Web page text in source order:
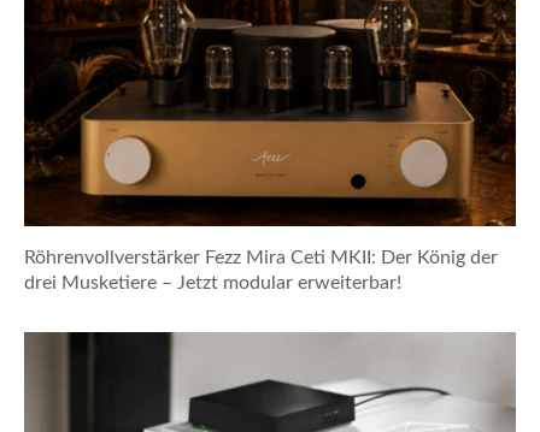
Röhrenvollverstärker Fezz Mira Ceti MKII: Der König der
drei Musketiere – Jetzt modular erweiterbar!